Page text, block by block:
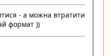
- а можна втратити
формат ))